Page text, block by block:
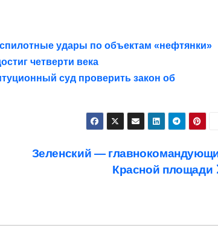
удары по объектам «нефтянки»
четверти века
суд проверить закон об
Зеленский —
Красной площади